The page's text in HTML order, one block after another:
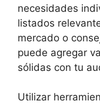
necesidades
listados
mercado o
puede agregar
sólidas con tu
Utilizar